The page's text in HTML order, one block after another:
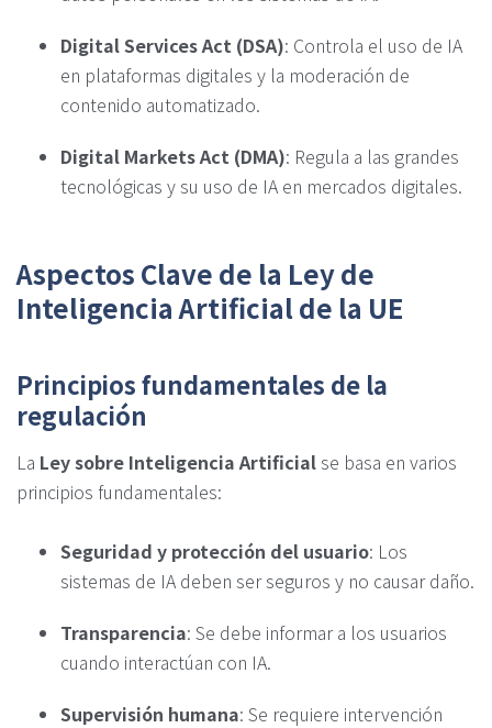
Digital Services Act (DSA): Controla el uso de IA
en plataformas digitales y la moderación de
contenido automatizado.
Digital Markets Act (DMA): Regula a las grandes
tecnológicas y su uso de IA en mercados digitales.
Aspectos Clave de la Ley de
Inteligencia Artificial de la UE
Principios fundamentales de la
regulación
La Ley sobre Inteligencia Artificialse basa en varios
principios fundamentales:
Seguridad y protección del usuario: Los
sistemas de IA deben ser seguros y no causar daño.
Transparencia: Se debe informar a los usuarios
cuando interactúan con IA.
Supervisión humana: Se requiere intervención